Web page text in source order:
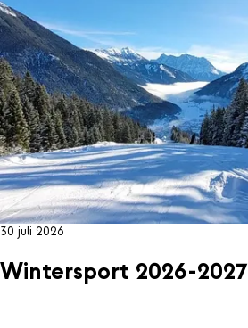
30 juli 2026
Wintersport 2026-2027